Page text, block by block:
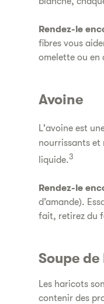
Rendez-le
fibres vous
omelette ou
Avoine
L'avoine est
nourrissants et
liquide.3
Rendez-le
d’amande).
fait, retirez du
Soupe
Les haricots
contenir des